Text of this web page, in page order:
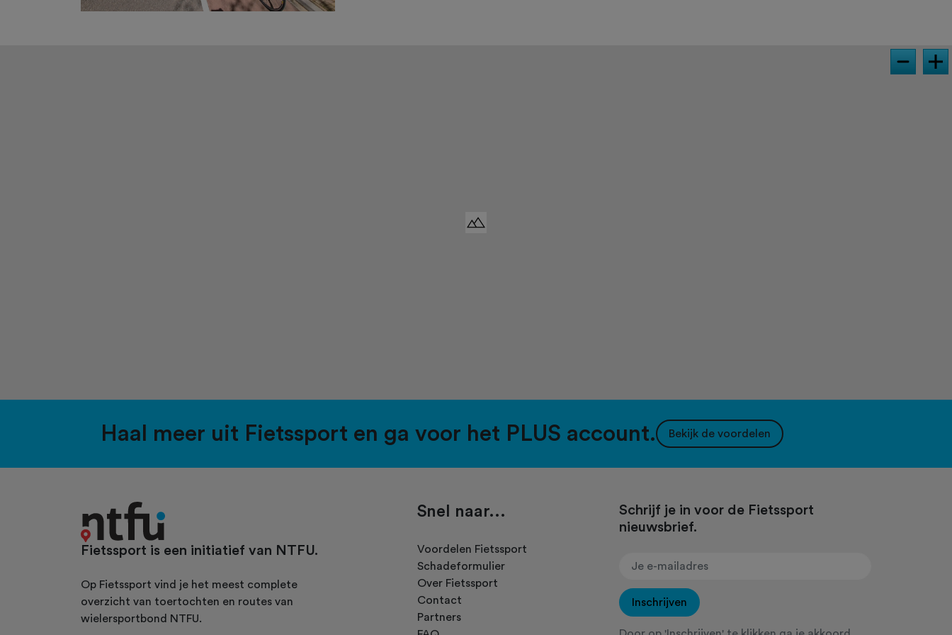
Haal meer uit Fietssport en ga voor het PLUS account. Bekijk de voordelen
Fietssport is een initiatief van NTFU.
Op Fietssport vind je het meest complete
overzicht van toertochten en routes van
wielersportbond NTFU.
Snel naar...
Voordelen Fietssport
Schadeformulier
Over Fietssport
Contact
Partners
Schrijf je in voor de Fietssport
nieuwsbrief.
Inschrijven